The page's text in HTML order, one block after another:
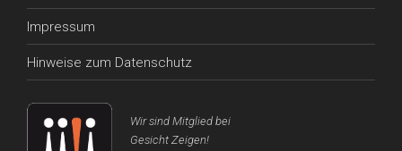
Impressum
Hinweise zum Datenschutz
Wir sind Mitglied bei
Gesicht Zeigen!